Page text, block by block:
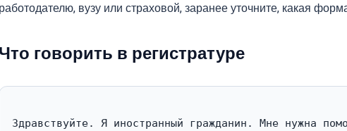
работодателю, вузу или страховой, заранее уточните, какая
Что говорить в регистратуре
Здравствуйте. Я иностранный гражданин. Мне нужна